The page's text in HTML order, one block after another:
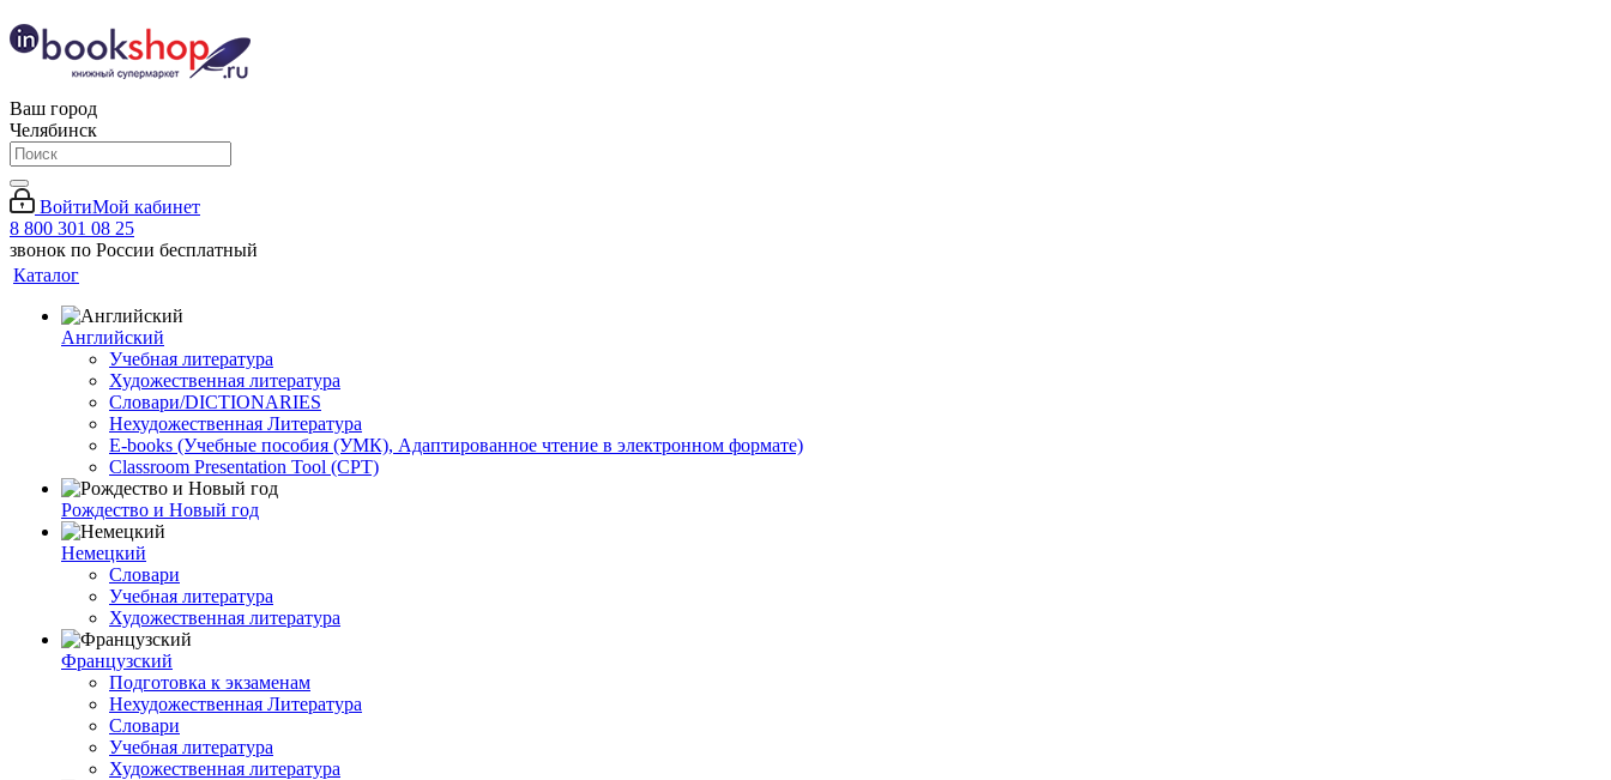
Ваш город
Челябинск
ВойтиМой кабинет
8 800 301 08 25
звонок по России бесплатный
Каталог
Английский
Учебная литература
Художественная литература
Словари/DICTIONARIES
Нехудожественная Литература
E-books (Учебные пособия (УМК), Адаптированное чтение в электронном формате)
Classroom Presentation Tool (CPT)
Рождество и Новый год
Немецкий
Словари
Учебная литература
Художественная литература
Французский
Подготовка к экзаменам
Нехудожественная Литература
Словари
Учебная литература
Художественная литература